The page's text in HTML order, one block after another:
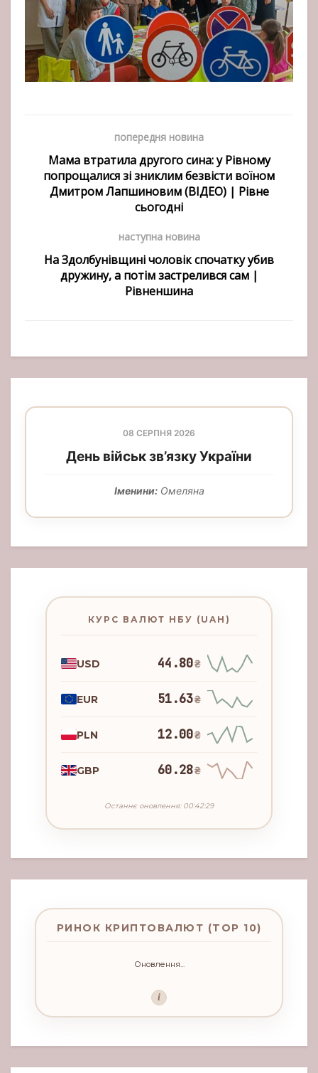
попередня новина
Мама втратила другого сина: у Рівному
попрощалися зі зниклим безвісти воїном
Дмитром Лапшиновим (ВІДЕО) | Рівне
сьогодні
наступна новина
На Здолбунівщині чоловік спочатку убив
дружину, а потім застрелився сам |
Рівненшина
08 СЕРПНЯ 2026
День військ зв’язку України
Іменини:Омеляна
КУРС ВАЛЮТ НБУ (UAH)
USD 44.80₴
EUR 51.63₴
PLN 12.00₴
GBP 60.28₴
Останнє оновлення: 00:42:29
РИНОК КРИПТОВАЛЮТ (TOP 10)
Оновлення...
i